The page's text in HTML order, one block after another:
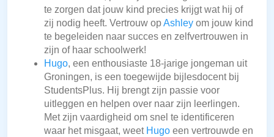
te zorgen dat jouw kind precies krijgt wat hij of
zij nodig heeft. Vertrouw opAshley om jouw kind
te begeleiden naar succes en zelfvertrouwen in
zijn of haar schoolwerk!
Hugo, een enthousiaste 18-jarige jongeman uit
Groningen, is een toegewijde bijlesdocent bij
StudentsPlus. Hij brengt zijn passie voor
uitleggen en helpen over naar zijn leerlingen.
Met zijn vaardigheid om snel te identificeren
waar het misgaat, weet Hugo een vertrouwde en